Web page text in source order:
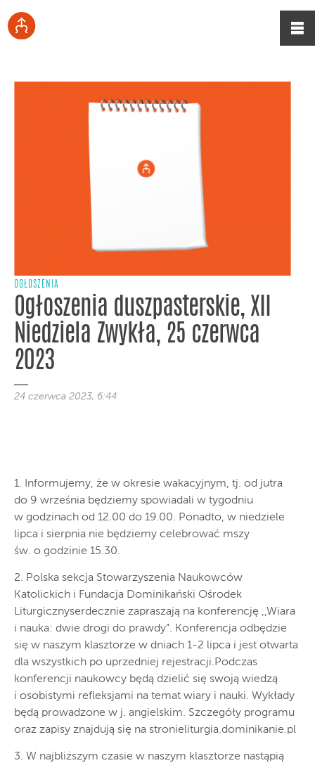
OGŁOSZENIA
Ogłoszenia duszpasterskie, XII
Niedziela Zwykła, 25 czerwca
2023
24 czerwca 2023, 6:44
1. Informujemy, że w okresie wakacyjnym, tj. od jutra
do 9 września będziemy spowiadali w tygodniu
w godzinach od 12.00 do 19.00. Ponadto, w niedziele
lipca i sierpnia nie będziemy celebrować mszy
św. o godzinie 15.30.
2. Polska sekcja Stowarzyszenia Naukowców
Katolickich i Fundacja Dominikański Ośrodek
Liturgicznyserdecznie zapraszają na konferencję ,,Wiara
i nauka: dwie drogi do prawdy”. Konferencja odbędzie
się w naszym klasztorze w dniach 1-2 lipca i jest otwarta
dla wszystkich po uprzedniej rejestracji.Podczas
konferencji naukowcy będą dzielić się swoją wiedzą
i osobistymi refleksjami na temat wiary i nauki. Wykłady
będą prowadzone w j. angielskim. Szczegóły programu
oraz zapisy znajdują się na stronieliturgia.dominikanie.pl
3. W najbliższym czasie w naszym klasztorze nastąpią